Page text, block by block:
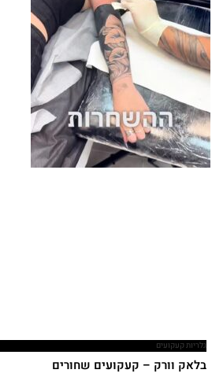
גלריות קעקועים
בלאק וורק – קעקועים שחורים